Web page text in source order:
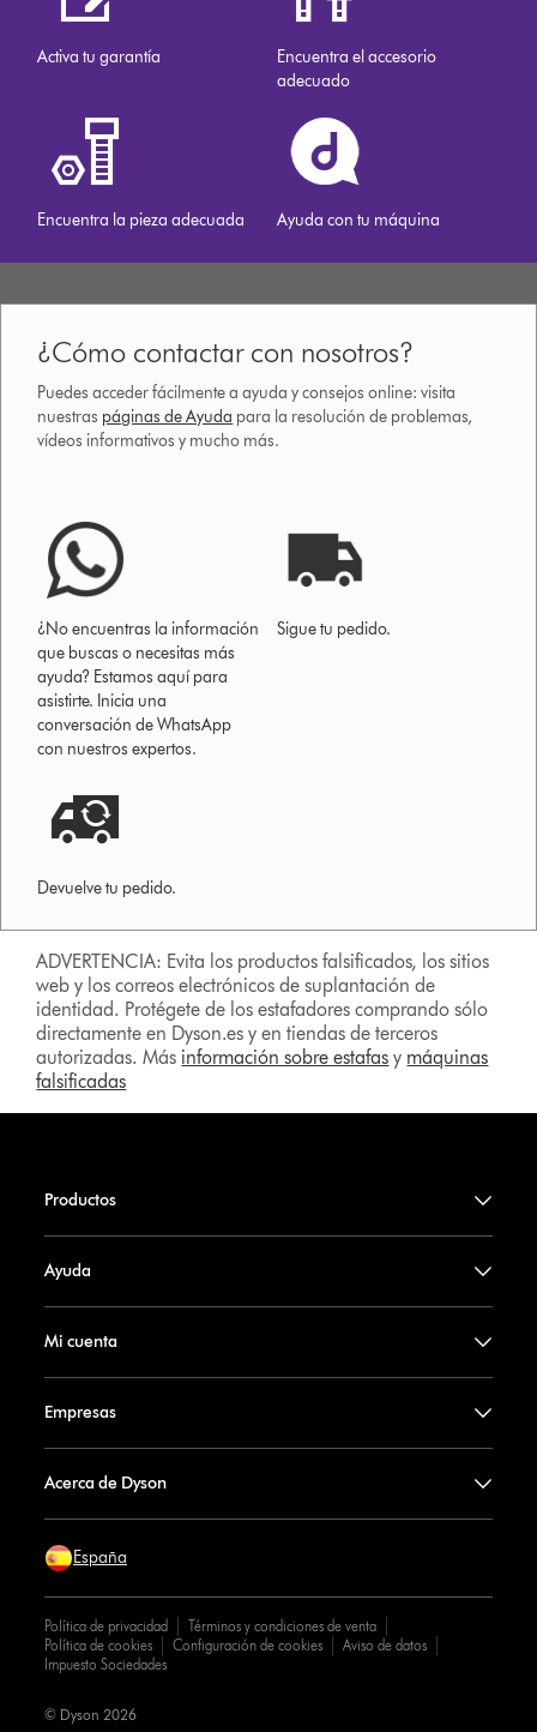
Activa tu garantía
Encuentra el accesorio
adecuado
Encuentra la pieza adecuada Ayuda con tu máquina
¿Cómo contactar con nosotros?
Puedes acceder fácilmente a ayuda y consejos online: visita
nuestras páginas de Ayuda para la resolución de problemas,
vídeos informativos y mucho más.
¿No encuentras la información
que buscas o necesitas más
ayuda? Estamos aquí para
asistirte. Inicia una
conversación de WhatsApp
con nuestros expertos.
Sigue tu pedido.
Devuelve tu pedido.
ADVERTENCIA: Evita los productos falsificados, los sitios
web y los correos electrónicos de suplantación de
identidad. Protégete de los estafadores comprando sólo
directamente en Dyson.es y en tiendas de terceros
autorizadas. Más información sobre estafas y máquinas
falsificadas
Productos
Ayuda
Mi cuenta
Empresas
Acerca de Dyson
España
Política de privacidad
Términos y condiciones de venta
Política de cookies
Configuración de cookies
Aviso de datos
Impuesto Sociedades
© Dyson 2026